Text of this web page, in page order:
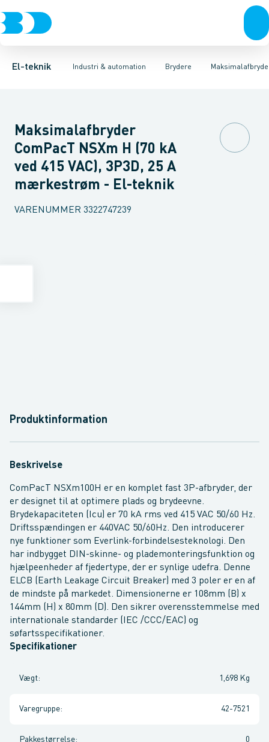
El-teknik Industri & automation
Afbrydere, stikkontakter & lampeudtagForgreningsmateriel
Brydere
Industristiksystemer Frekvensomformere og softstartere
Motorbetjening for effektafbryder Ombygningssæt til
Maksimalafbryder
ComPacT NSXm H (70 kA
ved 415 VAC), 3P3D, 25 A
mærkestrøm - El-teknik
VARENUMMER 3322747239
Produktinformation
Beskrivelse
ComPacT NSXm100H er en komplet fast 3P-afbryder, der
er designet til at optimere plads og brydeevne.
Brydekapaciteten (Icu) er 70 kA rms ved 415 VAC 50/60 Hz.
Driftsspændingen er 440VAC 50/60Hz. Den introducerer
nye funktioner som Everlink-forbindelsesteknologi. Den
har indbygget DIN-skinne- og plademonteringsfunktion og
hjælpeenheder af fjedertype, der er synlige udefra. Denne
ELCB (Earth Leakage Circuit Breaker) med 3 poler er en af
de mindste på markedet. Dimensionerne er 108mm (B) x
144mm (H) x 80mm (D). Den sikrer overensstemmelse med
internationale standarder (IEC /CCC/EAC) og
søfartsspecifikationer.
Specifikationer
Vægt: 1,698 Kg
Varegruppe: 42-7521
Pakkestørrelse: 0